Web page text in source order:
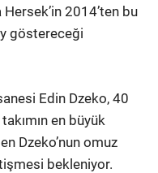
Hersek’in 2014’ten bu
göstereceği
Edin Dzeko, 40
en büyük
Dzeko’nun omuz
bekleniyor.